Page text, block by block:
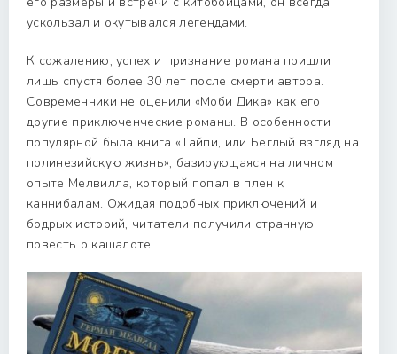
ускользал и окутывался легендами.
К сожалению, успех и признание романа пришли
лишь спустя более 30 лет после смерти автора.
Современники не оценили «Моби Дика» как его
другие приключенческие романы. В особенности
популярной была книга «Тайпи, или Беглый взгляд на
полинезийскую жизнь», базирующаяся на личном
опыте Мелвилла, который попал в плен к
каннибалам. Ожидая подобных приключений и
бодрых историй, читатели получили странную
повесть о кашалоте.